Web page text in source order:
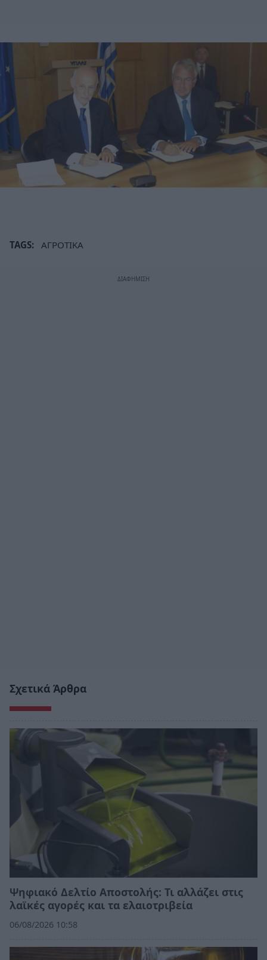
TAGS: ΑΓΡΟΤΙΚΑ
Σχετικά Άρθρα
Ψηφιακό Δελτίο Αποστολής: Τι αλλάζει στις
λαϊκές αγορές και τα ελαιοτριβεία
06/08/2026 10:58